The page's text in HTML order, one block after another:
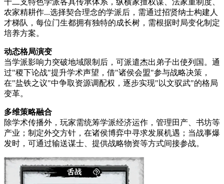
农家精耕作...选择契合理念的学派后，需通过招贤纳士构建人
才梯队，每位门生都拥有独特的成长树，需根据时局变化制定
培养方案。
动态格局演变
当学派影响力突破地域限制后，可派遣杰出弟子出使列国。通
过"稷下论战"提升学术声望，借"诸侯会盟"参与战略决策，
在"盐铁之议"中争取资源调配权，逐步实现"以文驭武"的格局
变革。
多维策略融合
除学术传播外，玩家需统筹学派经济运作，管理田产、书坊等
产业；制定外交方针，在诸侯博弈中寻求发展机遇；当战事爆
发时，可通过输送谋士、提供战略物资等方式间接参战。